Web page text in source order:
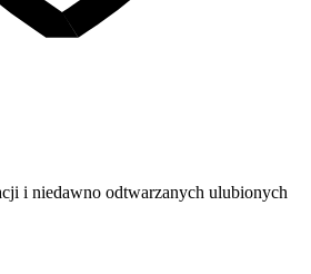
i niedawno odtwarzanych ulubionych